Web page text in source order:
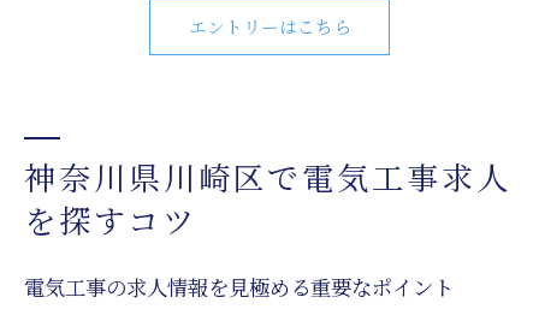
エントリーはこちら
神奈川県川崎区で電気工事求人
を探すコツ
電気工事の求人情報を見極める重要なポイント